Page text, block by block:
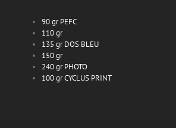
90 gr PEFC
110 gr
135 gr DOS BLEU
150 gr
240 gr PHOTO
100 gr CYCLUS PRINT